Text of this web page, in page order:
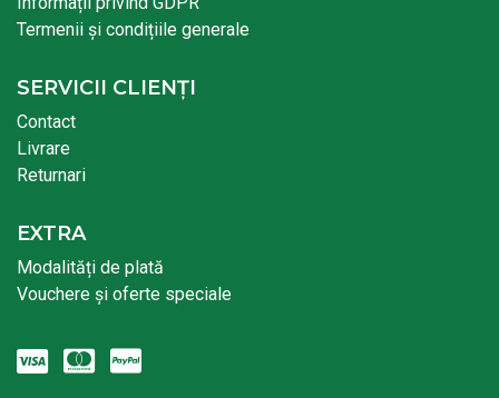
Termenii și condițiile generale
SERVICII CLIENȚI
Contact
Livrare
Returnari
EXTRA
Modalități de plată
Vouchere și oferte speciale